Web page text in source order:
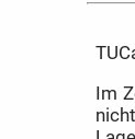
Im